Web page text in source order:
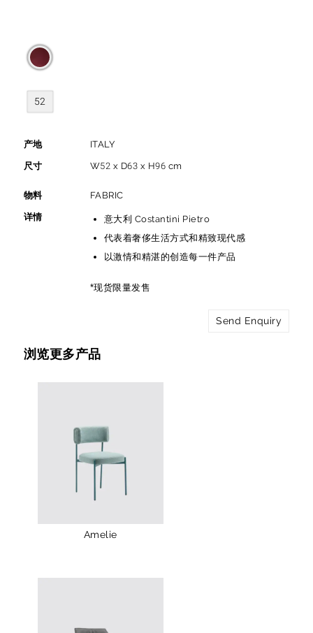
52
产地 ITALY
尺寸 W52 x D63 x H96 cm
物料 FABRIC
详情
意大利 Costantini Pietro
代表着奢侈生活方式和精致现代感
以激情和精湛的创造每一件产品
*现货限量发售
Send Enquiry
浏览更多产品
Amelie